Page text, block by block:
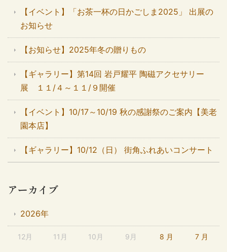
【イベント】「お茶一杯の日かごしま2025」 出展の
お知らせ
【お知らせ】2025年冬の贈りもの
【ギャラリー】第14回 岩戸耀平 陶磁アクセサリー
展 １１/４～１１/９開催
【イベント】10/17～10/19 秋の感謝祭のご案内【美老
園本店】
【ギャラリー】10/12（日） 街角ふれあいコンサート
アーカイブ
2026年
12月 11月 10月 9月 8 月 7 月